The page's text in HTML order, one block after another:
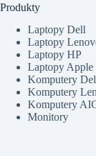
Produkty
Laptopy Dell
Laptopy
Laptopy HP
Laptopy Apple
Komputery
Komputery
Komputery
Monitory